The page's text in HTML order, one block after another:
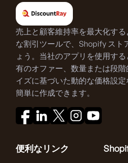
売上と顧客維持率を最大化す
な割引ツールで、Shopify スト
ょう。当社のアプリを使用す
有のオファー、数量または段
イズに基づいた動的な価格設
簡単に作成できます。
便利なリンク